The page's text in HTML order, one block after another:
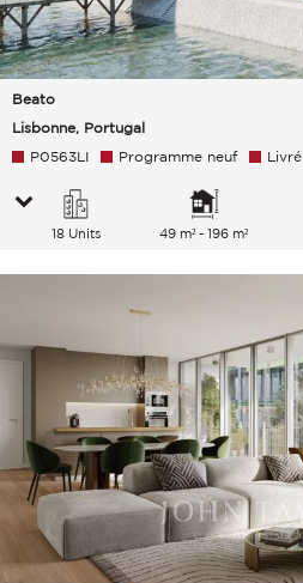
Beato
Lisbonne, Portugal
P0563LI
Programme neuf Livré
18 Units 49 m² - 196 m²